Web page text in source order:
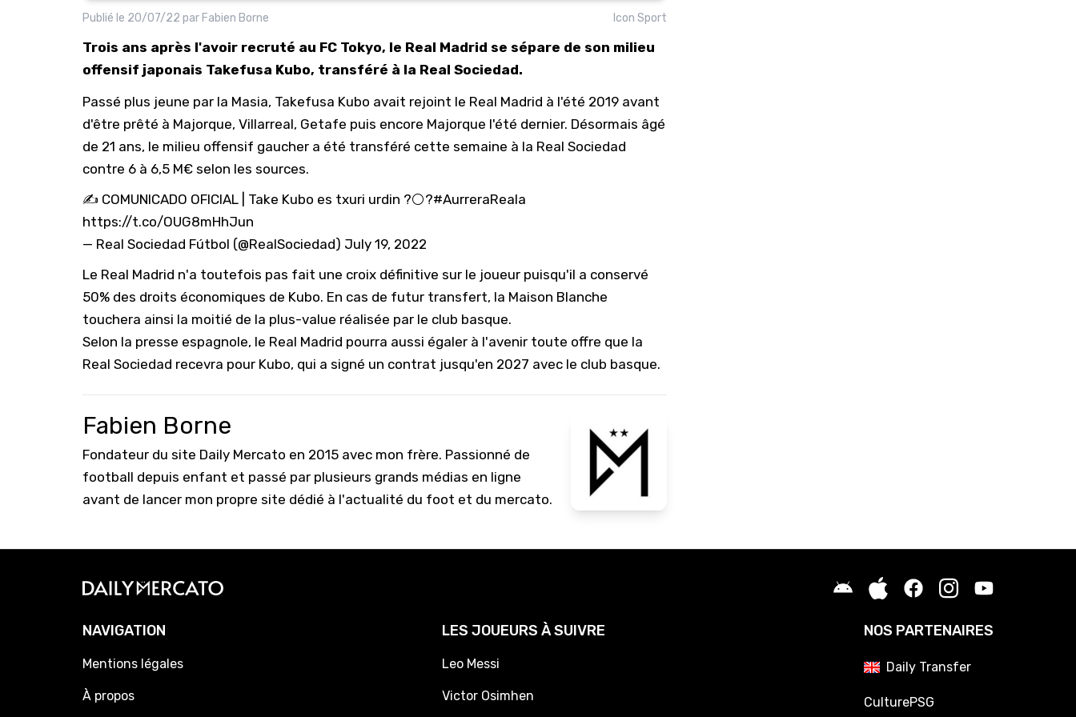
Publié le 20/07/22 par Fabien Borne Icon Sport
Trois ans après l'avoir recruté au FC Tokyo, le Real Madrid se sépare de son milieu
offensif japonais Takefusa Kubo, transféré à la Real Sociedad.
Passé plus jeune par la Masia, Takefusa Kubo avait rejoint le Real Madrid à l'été 2019 avant
d'être prêté à Majorque, Villarreal, Getafe puis encore Majorque l'été dernier. Désormais âgé
de 21 ans, le milieu offensif gaucher a été transféré cette semaine à la Real Sociedad
contre 6 à 6,5 M€ selon les sources.
✍️ COMUNICADO OFICIAL | Take Kubo es txuri urdin ?⚪️?#AurreraReala
https://t.co/OUG8mHhJun
— Real Sociedad Fútbol (@RealSociedad) July 19, 2022
Le Real Madrid n'a toutefois pas fait une croix définitive sur le joueur puisqu'il a conservé
50% des droits économiques de Kubo. En cas de futur transfert, la Maison Blanche
touchera ainsi la moitié de la plus-value réalisée par le club basque.
Selon la presse espagnole, le Real Madrid pourra aussi égaler à l'avenir toute offre que la
Real Sociedad recevra pour Kubo, qui a signé un contrat jusqu'en 2027 avec le club basque.
Fabien Borne
Fondateur du site Daily Mercato en 2015 avec mon frère. Passionné de
football depuis enfant et passé par plusieurs grands médias en ligne
avant de lancer mon propre site dédié à l'actualité du foot et du mercato.
NAVIGATION
Mentions légales
À propos
LES JOUEURS À SUIVRE
Leo Messi
Victor Osimhen
NOS PARTENAIRES
Daily Transfer
CulturePSG